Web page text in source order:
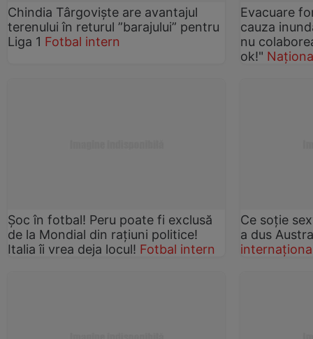
Chindia Târgovişte are avantajul
terenului în returul ”barajului” pentru
Liga 1 Fotbal intern
Evacuare
cauza
nu
ok!"
Şoc în fotbal! Peru poate fi exclusă
de la Mondial din raţiuni politice!
Italia îi vrea deja locul! Fotbal intern
Ce soţie
a dus